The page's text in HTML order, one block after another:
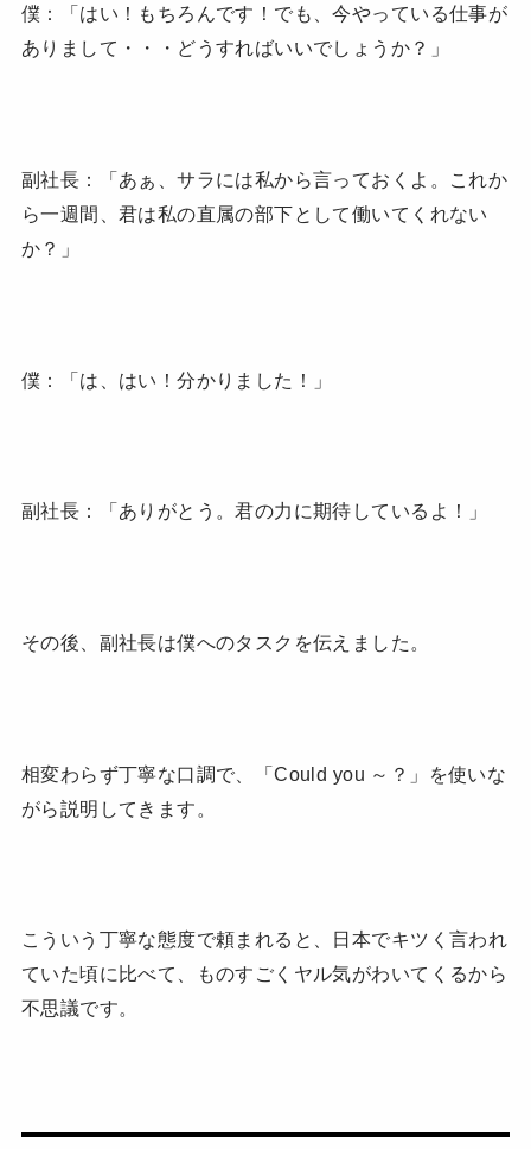
僕：「はい！もちろんです！でも、今やっている仕事が
ありまして・・・どうすればいいでしょうか？」
副社長：「あぁ、サラには私から言っておくよ。これか
ら一週間、君は私の直属の部下として働いてくれない
か？」
僕：「は、はい！分かりました！」
副社長：「ありがとう。君の力に期待しているよ！」
その後、副社長は僕へのタスクを伝えました。
相変わらず丁寧な口調で、「Could you ～？」を使いな
がら説明してきます。
こういう丁寧な態度で頼まれると、日本でキツく言われ
ていた頃に比べて、ものすごくヤル気がわいてくるから
不思議です。